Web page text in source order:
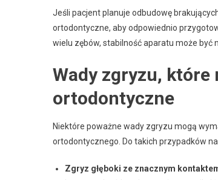
Jeśli pacjent planuje odbudowę
ortodontyczne, aby odpowiednio
wielu zębów, stabilność aparatu może być
Wady zgryzu,
ortodontyczne
Niektóre poważne wady zgryzu mogą
ortodontycznego. Do takich przypadków
Zgryz głęboki ze znacznym